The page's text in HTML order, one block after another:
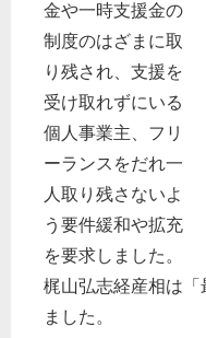
金や一時支援金の
制度のはざまに取
り残され、支援を
受け取れずにいる
個人事業主、フリ
ーランスをだれ一
人取り残さないよ
う要件緩和や拡充
を要求しました。
梶山弘志経産相は
ました。